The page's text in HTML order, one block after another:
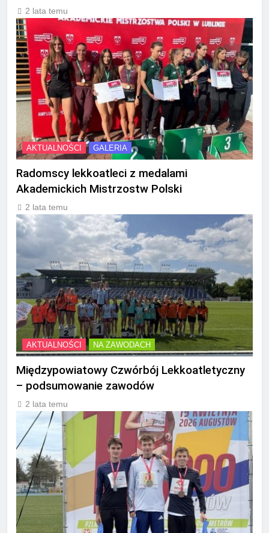
2 lata temu
AKTUALNOŚCI GALERIA
Radomscy lekkoatleci z medalami
Akademickich Mistrzostw Polski
2 lata temu
AKTUALNOŚCI NA ZAWODACH
Międzypowiatowy Czwórbój Lekkoatletyczny
– podsumowanie zawodów
2 lata temu